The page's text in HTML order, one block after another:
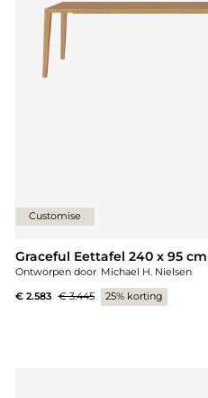
Customise
Graceful Eettafel 240 x 95
Ontworpen door Michael H. Nielsen
€ 2.583 € 3.445 25% korting